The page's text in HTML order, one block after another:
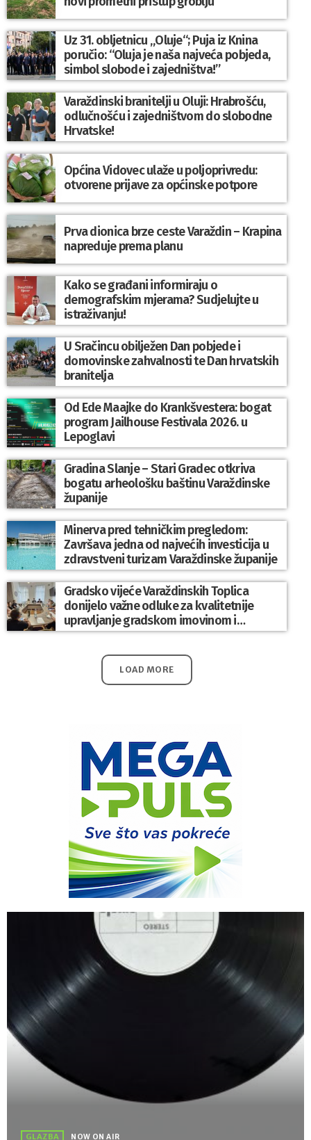
Uz 31. obljetnicu „Oluje“; Puja iz Knina
poručio: “Oluja je naša najveća pobjeda,
simbol slobode i zajedništva!”
Varaždinski branitelji u Oluji: Hrabrošću,
odlučnošću i zajedništvom do slobodne
Hrvatske!
Općina Vidovec ulaže u poljoprivredu:
otvorene prijave za općinske potpore
Prva dionica brze ceste Varaždin – Krapina
napreduje prema planu
Kako se građani informiraju o
demografskim mjerama? Sudjelujte u
istraživanju!
U Sračincu obilježen Dan pobjede i
domovinske zahvalnosti te Dan hrvatskih
branitelja
Od Ede Maajke do Krankšvestera: bogat
program Jailhouse Festivala 2026. u
Lepoglavi
Gradina Slanje – Stari Gradec otkriva
bogatu arheološku baštinu Varaždinske
županije
Minerva pred tehničkim pregledom:
Završava jedna od najvećih investicija u
zdravstveni turizam Varaždinske županije
Gradsko vijeće Varaždinskih Toplica
donijelo važne odluke za kvalitetnije
upravljanje gradskom imovinom i
komunalnim sustavom
LOAD MORE
GLAZBA NOW ON AIR